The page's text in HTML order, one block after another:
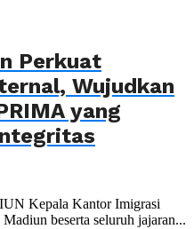
Perkuat
Wujudkan
yang
Kepala Kantor Imigrasi
beserta seluruh jajaran...